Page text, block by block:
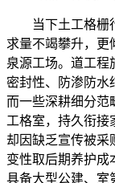
当下土工格栅行
求量不竭攀升，更
泉源工场。道工程
密封性、防渗防水
而一些深耕细分范
工格室，持久衔接
却因缺乏宣传被采
变性取后期养护成
具备大型公建、室